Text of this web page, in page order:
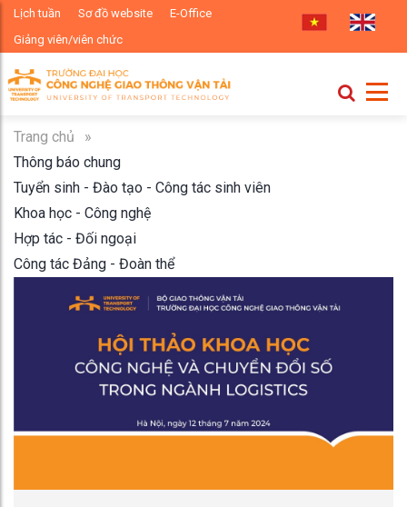
Lịch tuần Sơ đồ website
E-Office
Giảng viên/viên chức
Trang chủ
»
Thông báo chung
Tuyển sinh - Đào tạo - Công tác sinh viên
Khoa học - Công nghệ
Hợp tác - Đối ngoại
Công tác Đảng - Đoàn thể